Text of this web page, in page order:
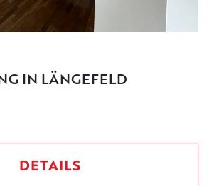
IN LÄNGEFELD
DETAILS